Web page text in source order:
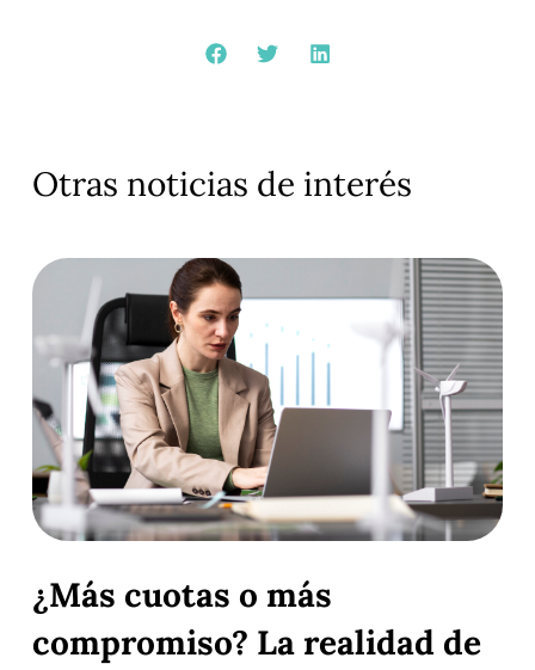
Otras noticias de interés
¿Más cuotas o más
compromiso? La realidad de